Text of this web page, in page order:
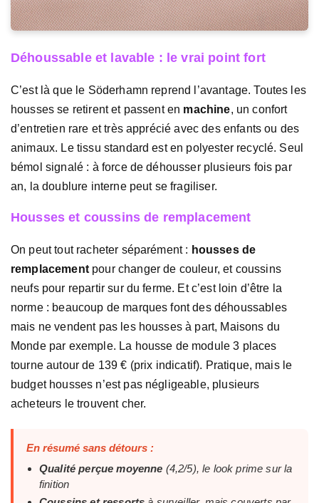
Déhoussable et lavable : le vrai point fort
C’est là que le Söderhamn reprend l’avantage. Toutes les
housses se retirent et passent en machine, un confort
d’entretien rare et très apprécié avec des enfants ou des
animaux. Le tissu standard est en polyester recyclé. Seul
bémol signalé : à force de déhousser plusieurs fois par
an, la doublure interne peut se fragiliser.
Housses et coussins de remplacement
On peut tout racheter séparément : housses de
remplacementpour changer de couleur, et coussins
neufs pour repartir sur du ferme. Et c’est loin d’être la
norme : beaucoup de marques font des déhoussables
mais ne vendent pas les housses à part, Maisons du
Monde par exemple. La housse de module 3 places
tourne autour de 139 € (prix indicatif). Pratique, mais le
budget housses n’est pas négligeable, plusieurs
acheteurs le trouvent cher.
En résumé sans détours :
Qualité perçue moyenne (4,2/5), le look prime sur la
finition